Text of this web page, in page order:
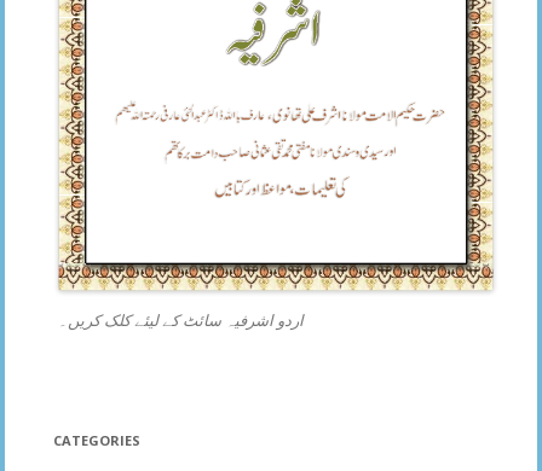
اردو اشرفیہ سائٹ کے لیئے کلک کریں۔
CATEGORIES